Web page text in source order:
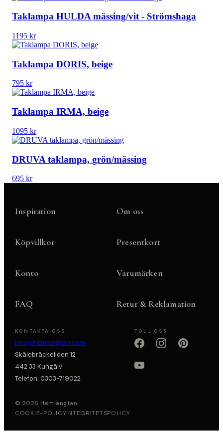
Taklampa HULDA mässing/vit - Strömshaga
1195 kr
Taklampa DORIS, beige
795 kr
Taklampa IRMA, beige
1095 kr
DRUVA taklampa, grön/mässing
695 kr
Inspiration Om oss
Köpvillkor Presentkort
Konto Varumärken
FAQ Retur & Reklamation
KONTAKTA OSS
info@hemlangtan.com
Skälebräckeliden 12
442 33 Kungälv
Telefon: 0303-719022
FÖLJ OSS
© 2026 Hemlängtan
COOKIE-POLICYINTEGRITETSPOLICY